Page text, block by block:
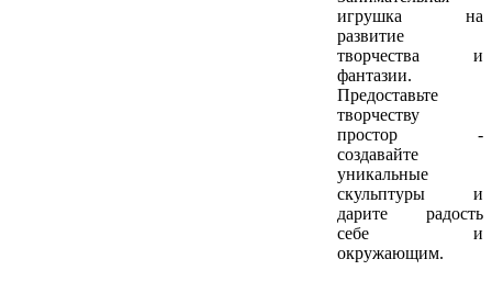
игрушка на
развитие
творчества и
фантазии.
Предоставьте
творчеству
простор -
создавайте
уникальные
скульптуры и
дарите радость
себе и
окружающим.